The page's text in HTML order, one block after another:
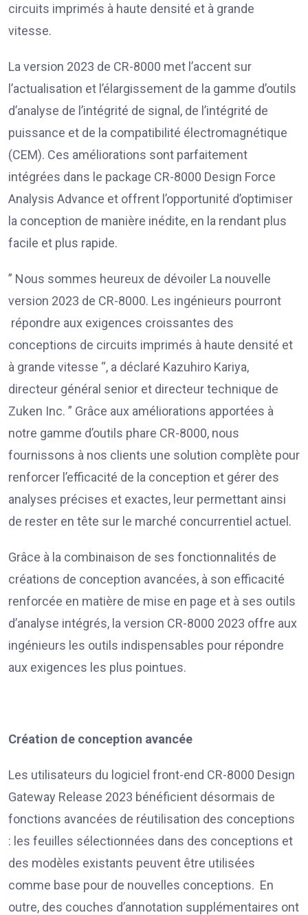
circuits imprimés à haute densité et à grande
vitesse.
La version 2023 de CR-8000 met l’accent sur
l’actualisation et l’élargissement de la gamme d’outils
d’analyse de l’intégrité de signal, de l’intégrité de
puissance et de la compatibilité électromagnétique
(CEM). Ces améliorations sont parfaitement
intégrées dans le package CR-8000 Design Force
Analysis Advance et offrent l’opportunité d’optimiser
la conception de manière inédite, en la rendant plus
facile et plus rapide.
” Nous sommes heureux de dévoiler La nouvelle
version 2023 de CR-8000. Les ingénieurs pourront
répondre aux exigences croissantes des
conceptions de circuits imprimés à haute densité et
à grande vitesse “, a déclaré Kazuhiro Kariya,
directeur général senior et directeur technique de
Zuken Inc. ” Grâce aux améliorations apportées à
notre gamme d’outils phare CR-8000, nous
fournissons à nos clients une solution complète pour
renforcer l’efficacité de la conception et gérer des
analyses précises et exactes, leur permettant ainsi
de rester en tête sur le marché concurrentiel actuel.
Grâce à la combinaison de ses fonctionnalités de
créations de conception avancées, à son efficacité
renforcée en matière de mise en page et à ses outils
d’analyse intégrés, la version CR-8000 2023 offre aux
ingénieurs les outils indispensables pour répondre
aux exigences les plus pointues.
Création de conception avancée
Les utilisateurs du logiciel front-end CR-8000 Design
Gateway Release 2023 bénéficient désormais de
fonctions avancées de réutilisation des conceptions
: les feuilles sélectionnées dans des conceptions et
des modèles existants peuvent être utilisées
comme base pour de nouvelles conceptions. En
outre, des couches d’annotation supplémentaires ont